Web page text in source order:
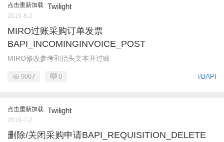
点击重新加载 Twilight
2019-8-2
MIRO过账采购订单发票
BAPI_INCOMINGINVOICE_POST
MIRO修改参考和抬头文本并过账
#BAPI
9087 0
点击重新加载 Twilight
2019-7-2
删除/关闭采购申请BAPI_REQUISITION_DELETE